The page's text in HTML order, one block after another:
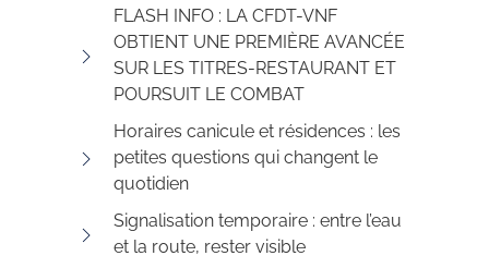
FLASH INFO : LA CFDT-VNF
OBTIENT UNE PREMIÈRE AVANCÉE
SUR LES TITRES-RESTAURANT ET
POURSUIT LE COMBAT
Horaires canicule et résidences : les
petites questions qui changent le
quotidien
Signalisation temporaire : entre l’eau
et la route, rester visible